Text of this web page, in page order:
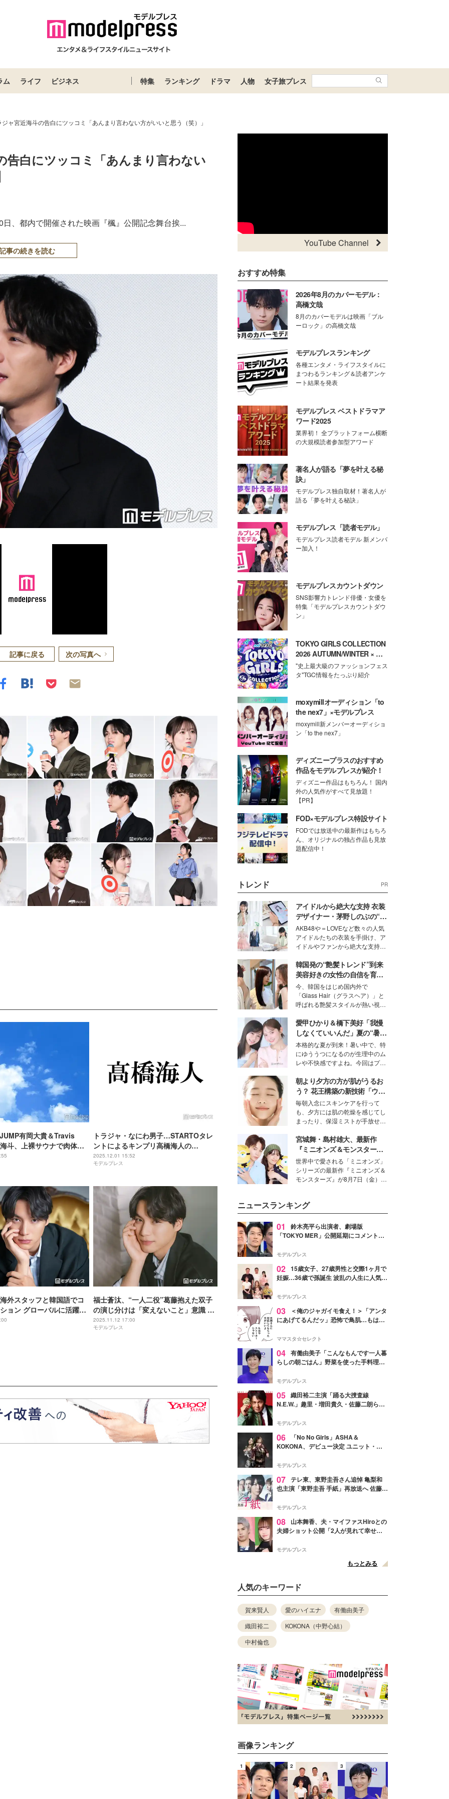
ム ライフ ビジネス 特集 ランキング ドラマ 人物 女子旅プレス
ャ宮近海斗の告白にツッコミ「あんまり言わない方がいいと思う（笑）」
告白にツッコミ「あんまり言わない
、都内で開催された映画『楓』公開記念舞台挨...
事の続きを読む
記事に戻る 次の写真へ
有岡大貴＆Travis
斗、上裸サウナで肉体美
セクシーすぎる」「破壊
トラジャ・なにわ男子…STARTOタレ
ントによるキンプリ高橋海人の
「Theater」モノマネに反響「クワトロ
カイト強すぎ」「丈くん流石」
2025.12.01 15:52
モデルプレス
外スタッフと韓国語でコ
ョン グローバルに活躍す
しているモットーとは
福士蒼汰、“一人二役”葛藤抱えた双子
の演じ分けは「変えないこと」意識 ス
ピッツ名曲「楓」映画化で新たな挑戦
へ【インタビュー前編】
2025.11.12 17:00
モデルプレス
YouTube Channel
おすすめ特集
2026年8月のカバーモデル：
高橋文哉
8月のカバーモデルは映画「ブル
ーロック」の高橋文哉
モデルプレスランキング
各種エンタメ・ライフスタイルに
まつわるランキング＆読者アンケ
ート結果を発表
モデルプレス ベストドラマア
ワード2025
業界初！ 全プラットフォーム横断
の大規模読者参加型アワード
著名人が語る「夢を叶える秘
訣」
モデルプレス独自取材！著名人が
語る「夢を叶える秘訣」
モデルプレス「読者モデル」
モデルプレス読者モデル 新メンバ
ー加入！
モデルプレスカウントダウン
SNS影響力トレンド俳優・女優を
特集「モデルプレスカウントダウ
ン」
TOKYO GIRLS COLLECTION
2026 AUTUMN/WINTER × モ
デルプレス
"史上最大級のファッションフェス
タ"TGC情報をたっぷり紹介
moxymillオーディション「to
the nex7」×モデルプレス
moxymill新メンバーオーディショ
ン「to the nex7」
ディズニープラスのおすすめ
作品をモデルプレスが紹介！
ディズニー作品はもちろん！ 国内
外の人気作がすべて見放題！
【PR】
FOD×モデルプレス特設サイト
FODでは放送中の最新作はもちろ
ん、オリジナルの独占作品も見放
題配信中！
トレンド PR
アイドルから絶大な支持 衣装
デザイナー・茅野しのぶの“可
愛い”を作る美学＜「シチズン
クロスシー」インタビュー＞
AKB48や＝LOVEなど数々の人気
アイドルたちの衣装を手掛け、ア
イドルやファンから絶大な支持を
取締役兼クリエイティブディレク
ター・茅野しのぶ。一人ひとりの
個性に寄り添い、魅力を引き出す
衣装作りは、多くの女性たちに勇
気と自信を与え続けている。
韓国発の“艶髪トレンド”到来
美容好きの女性の自信を育む
「ヘアケア事情」って？
今、韓国をはじめ国内外で
「Glass Hair（グラスヘア）」と
呼ばれる艶髪スタイルが熱い視線
ションの完成度を高めるベースと
して、“髪そのものの美しさ”に改
めて注目する人が増えている様
子。今回は、そんな憧れの艶やか
な髪を日常で叶える、美容好きの
女性たちのヘアケア事情を紹介し
ます。
愛甲ひかり＆橋下美好「我慢
しなくていいんだ」夏の“暑さ
対策”の新しい選択肢とは？
本格的な夏が到来！暑い中で、特
にゆううつになるのが生理中のム
レや不快感ですよね。今回はプラ
モデル・愛甲ひかりさんと橋下美
好さんを迎えて本音で女子会トー
ク。猛暑のお出かけを快適に過ご
すヒントや、2人が感動した夏の
生理の新常識にも迫りました。
朝より夕方の方が肌がうるお
う？ 花王構築の新技術「ウォ
ーターキャプチャリングスキ
ン（捕水肌）」がスキンケア
の常識を変える予感
毎朝入念にスキンケアを行って
も、夕方には肌の乾燥を感じてし
まったり、保湿ミストが手放せな
な美容の常識を大きく変える可能
性を秘めた、革新的な「Water
Capturing Skin（ウォーターキャ
プチャリングスキン：捕水肌）」
技術を、花王が構築した。
宮城舞・島村雄大、最新作
『ミニオンズ＆モンスター
ズ』の魅力熱弁 ハチャメチャ
だけじゃない“友情と絆”に感
動
世界中で愛される「ミニオンズ」
シリーズの最新作『ミニオンズ＆
モンスターズ』が8月7日（金）に
デルの宮城舞と島村雄大の特別対
談をお届け！それぞれの視点か
ら、今作ならではの魅力や予想外
の感動をもたらす奥深いストーリ
た。
ニュースランキング
01
鈴木亮平ら出演者、劇場版
「TOKYO MER」公開延期にコメント
最大の敬意とエールを」
モデルプレス
02 15歳女子、27歳男性と交際1ヶ月で
妊娠…36歳で孫誕生 波乱の人生に人気タ
よ！」
モデルプレス
03
＜俺のジャガイモ食え！＞「アンタ
にあげてるんだッ」恐怖で鳥肌…もはや
ママスタ☆セレクト
04 有働由美子「こんなもんです一人暮
らしの朝ごはん」野菜を使った手料理公
そう」と反響
モデルプレス
05 織田裕二主演「踊る大捜査線
N.E.W.」趣里・増田貴久・佐藤二朗ら新
徴する“謎のキーワード”も
モデルプレス
06
「No No Girls」ASHA＆
KOKONA、デビュー決定 ユニット・
リリースへ
モデルプレス
07 テレ東、東野圭吾さん追悼 亀梨和
也主演「東野圭吾 手紙」再放送へ 佐藤隆
モデルプレス
08
山本舞香、夫・マイファスHiroとの
夫婦ショット公開「2人が見れて幸せ」
モデルプレス
もっとみる
人気のキーワード
賀来賢人 愛のハイエナ
有働由美子
織田裕二
KOKONA（中野心結）
中村倫也
画像ランキング
1 2 3